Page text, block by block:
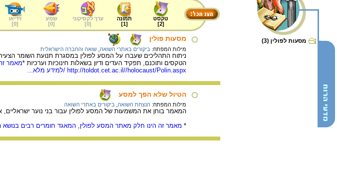
מסעות לפולין (3)
טקסט
[
2
]
תמונה
[
1
]
ערך לקסיקוני
[
0
]
שמע
[
0
]
וידיאו
[
0
]
מסעות פולין
מילות המפתח: ביקורים באתרי השואה שואה והחברה הישראלית
הטקסים ותוכנם, תפקיד העדים ודיון בשאלות חינוכיות וערכיות *מאמר
http://toldot.cet.ac.il//holocaust/Polin.aspx /למידע מלא...
הטיול שלא הפך למסע
מילות המפתח: הנצחת השואה ביקורים באתרי השואה
המאמר בוחן את המשמעות של המסע לפולין עבור בני נוער
* מאמר זה הינו חלק מאתר המסע לפולין, המאגד חומרים רבים